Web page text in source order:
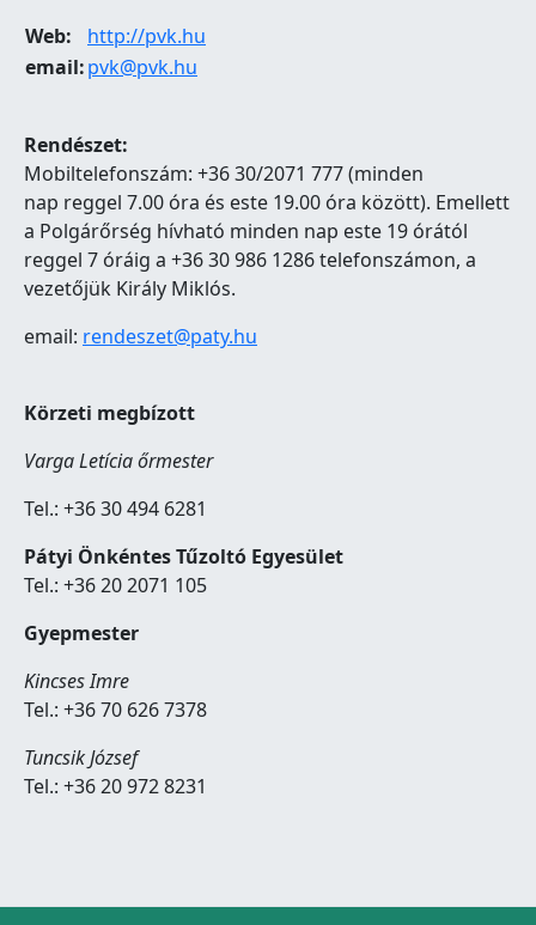
Web:
http://pvk.hu
email:pvk@pvk.hu
Rendészet:
Mobiltelefonszám: +36 30/2071 777 (minden
nap reggel 7.00 óra és este 19.00 óra között). Emellett
a Polgárőrség hívható minden nap este 19 órától
reggel 7 óráig a +36 30 986 1286 telefonszámon, a
vezetőjük Király Miklós.
email: rendeszet@paty.hu
Körzeti megbízott
Varga Letícia őrmester
Tel.: +36 30 494 6281
Pátyi Önkéntes Tűzoltó Egyesület
Tel.: +36 20 2071 105
Gyepmester
Kincses Imre
Tel.: +36 70 626 7378
Tuncsik József
Tel.: +36 20 972 8231